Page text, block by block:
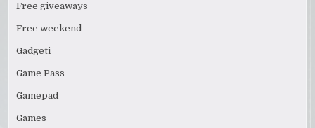
Free giveaways
Free weekend
Gadgeti
Game Pass
Gamepad
Games